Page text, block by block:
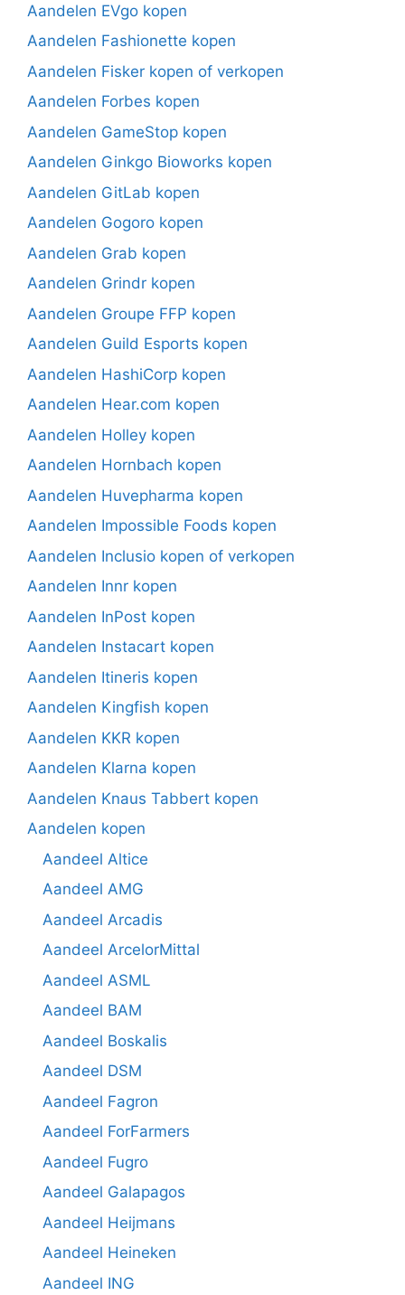
Aandelen EVgo kopen
Aandelen Fashionette kopen
Aandelen Fisker kopen of verkopen
Aandelen Forbes kopen
Aandelen GameStop kopen
Aandelen Ginkgo Bioworks kopen
Aandelen GitLab kopen
Aandelen Gogoro kopen
Aandelen Grab kopen
Aandelen Grindr kopen
Aandelen Groupe FFP kopen
Aandelen Guild Esports kopen
Aandelen HashiCorp kopen
Aandelen Hear.com kopen
Aandelen Holley kopen
Aandelen Hornbach kopen
Aandelen Huvepharma kopen
Aandelen Impossible Foods kopen
Aandelen Inclusio kopen of verkopen
Aandelen Innr kopen
Aandelen InPost kopen
Aandelen Instacart kopen
Aandelen Itineris kopen
Aandelen Kingfish kopen
Aandelen KKR kopen
Aandelen Klarna kopen
Aandelen Knaus Tabbert kopen
Aandelen kopen
Aandeel Altice
Aandeel AMG
Aandeel Arcadis
Aandeel ArcelorMittal
Aandeel ASML
Aandeel BAM
Aandeel Boskalis
Aandeel DSM
Aandeel Fagron
Aandeel ForFarmers
Aandeel Fugro
Aandeel Galapagos
Aandeel Heijmans
Aandeel Heineken
Aandeel ING